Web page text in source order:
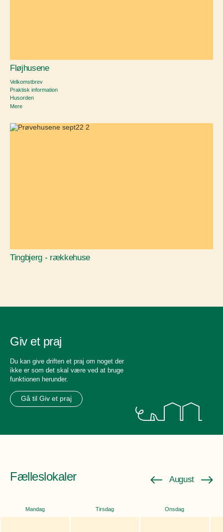
Fløjhusene
Velkomstbrev
Praktisk information
Husorden
Mere
Tingbjerg - rækkehuse
Giv et praj
Du kan give driften et praj om noget der
ikke er som det skal være ved at bruge
funktionen herunder.
Gå til Giv et praj
Fælleslokaler August
Mandag Tirsdag Onsdag